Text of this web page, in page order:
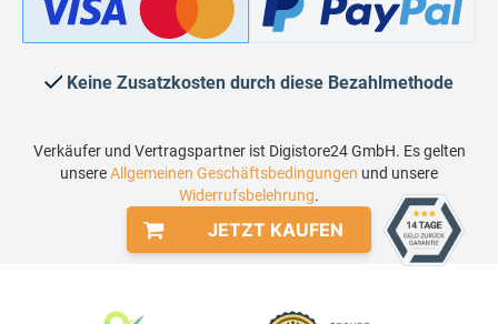
Keine Zusatzkosten durch diese Bezahlmethode
Verkäufer und Vertragspartner ist Digistore24 GmbH. Es gelten
unsereAllgemeinen Geschäftsbedingungen und unsere
Widerrufsbelehrung.
JETZT KAUFEN